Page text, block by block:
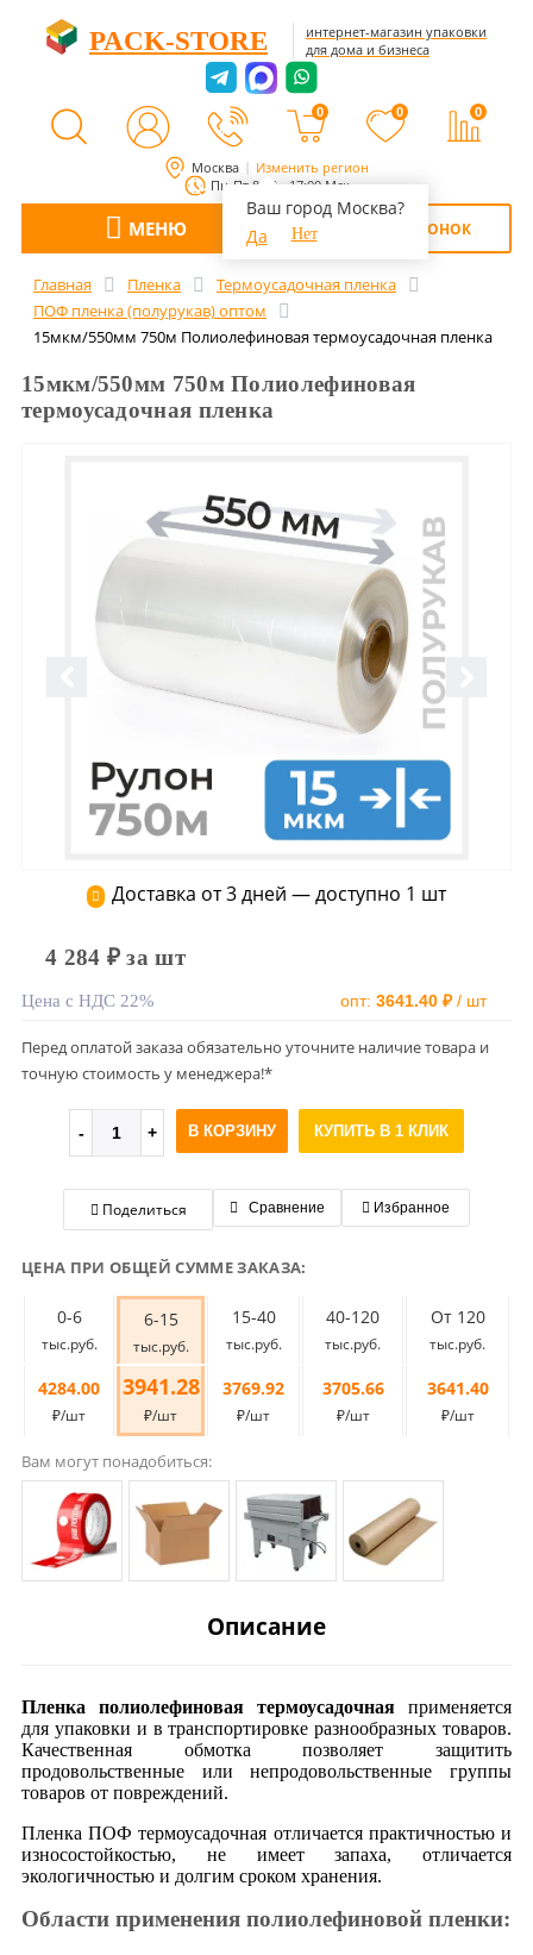
Москва Изменить регион
Ваш город Москва?
Да
Нет
Пн-Пт 8:00 - 17:00 Мск
PACK-STORE
интернет-магазин упаковки
для дома и бизнеса
0 0 0
МЕНЮ ОБРАТНЫЙ ЗВОНОК
Главная Пленка
Термоусадочная пленка
ПОФ пленка (полурукав) оптом
15мкм/550мм 750м Полиолефиновая термоусадочная пленка
15мкм/550мм 750м Полиолефиновая
термоусадочная пленка
Доставка от 3 дней — доступно 1 шт
4 284 ₽ за шт
Цена с НДС 22% опт: 3641.40 ₽/ шт
Перед оплатой заказа обязательно уточните наличие товара и
точную стоимость у менеджера!*
В КОРЗИНУ КУПИТЬ В 1 КЛИК
Поделиться Сравнение Избранное
ЦЕНА ПРИ ОБЩЕЙ СУММЕ ЗАКАЗА:
0-6
тыс.руб.
6-15
тыс.руб.
15-40
тыс.руб.
40-120
тыс.руб.
От 120
тыс.руб.
4284.00
₽/шт
3941.28
₽/шт
3769.92
₽/шт
3705.66
₽/шт
3641.40
₽/шт
Вам могут понадобиться:
Описание
Пленка полиолефиновая термоусадочная применяется
для упаковки и в транспортировке разнообразных товаров.
Качественная обмотка позволяет защитить
продовольственные или непродовольственные группы
товаров от повреждений.
Пленка ПОФ термоусадочная отличается практичностью и
износостойкостью, не имеет запаха, отличается
экологичностью и долгим сроком хранения.
Области применения полиолефиновой пленки: